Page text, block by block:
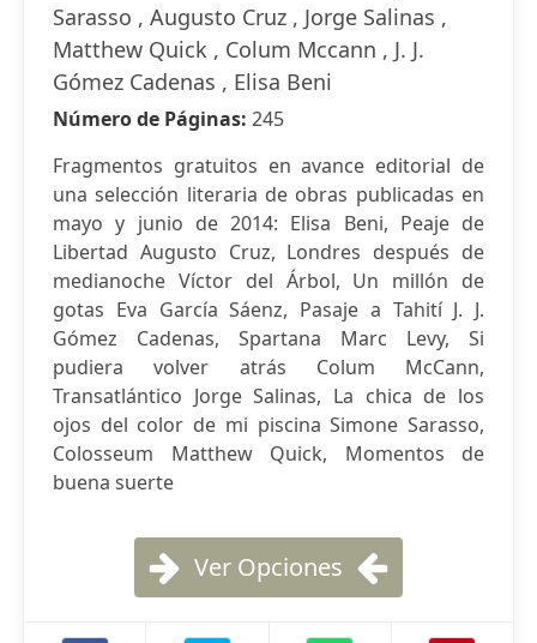
Sarasso , Augusto Cruz , Jorge Salinas ,
Matthew Quick , Colum Mccann , J. J.
Gómez Cadenas , Elisa Beni
Número de Páginas: 245
Fragmentos gratuitos en avance editorial de
una selección literaria de obras publicadas en
mayo y junio de 2014: Elisa Beni, Peaje de
Libertad Augusto Cruz, Londres después de
medianoche Víctor del Árbol, Un millón de
gotas Eva García Sáenz, Pasaje a Tahití J. J.
Gómez Cadenas, Spartana Marc Levy, Si
pudiera volver atrás Colum McCann,
Transatlántico Jorge Salinas, La chica de los
ojos del color de mi piscina Simone Sarasso,
Colosseum Matthew Quick, Momentos de
buena suerte
Ver Opciones